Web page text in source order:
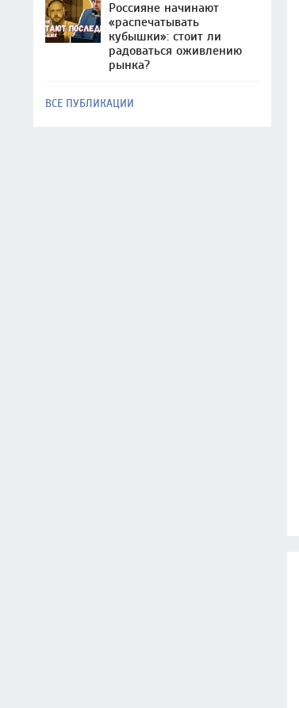
Россияне начинают
«распечатывать
кубышки»: стоит ли
радоваться оживлению
рынка?
ВСЕ ПУБЛИКАЦИИ